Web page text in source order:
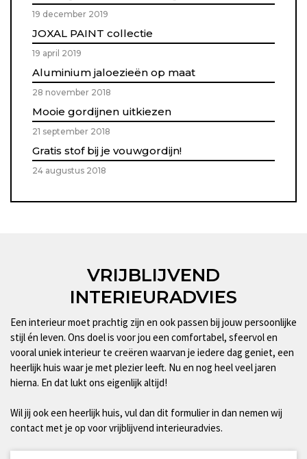
19 december 2019
JOXAL PAINT collectie
19 april 2019
Aluminium jaloezieën op maat
28 november 2018
Mooie gordijnen uitkiezen
21 september 2018
Gratis stof bij je vouwgordijn!
24 augustus 2018
VRIJBLIJVEND
INTERIEURADVIES
Een interieur moet prachtig zijn en ook passen bij jouw persoonlijke
stijl én leven. Ons doel is voor jou een comfortabel, sfeervol en
vooral uniek interieur te creëren waarvan je iedere dag geniet, een
heerlijk huis waar je met plezier leeft. Nu en nog heel veel jaren
hierna. En dat lukt ons eigenlijk altijd!
Wil jij ook een heerlijk huis, vul dan dit formulier in dan nemen wij
contact met je op voor vrijblijvend interieuradvies.